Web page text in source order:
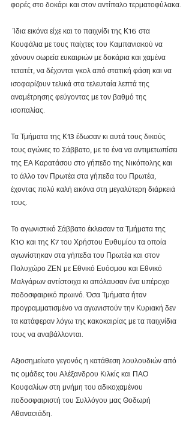
φορές στο δοκάρι και στον αντίπαλο τερματοφύλακα.
Κουφάλια με τους παίχτες του Καμπανιακού να
χάνουν σωρεία ευκαιριών με δοκάρια και χαμένα
τετατέτ, να δέχονται γκολ από στατική φάση και να
ισοφαρίζουν τελικά στα τελευταία λεπτά της
αναμέτρησης φεύγοντας με τον βαθμό της
ισοπαλίας.
Τα Τμήματα της Κ13 έδωσαν κι αυτά τους δικούς
τους αγώνες το Σάββατο, με το ένα να αντιμετωπίσει
της ΕΑ Καρατάσου στο γήπεδο της Νικόπολης και
το άλλο τον Πρωτέα στα γήπεδα του Πρωτέα,
έχοντας πολύ καλή εικόνα στη μεγαλύτερη διάρκειά
τους.
Το αγωνιστικό Σάββατο έκλεισαν τα Τμήματα της
Κ10 και της Κ7 του Χρήστου Ευθυμίου τα οποία
αγωνίστηκαν στα γήπεδα του Πρωτέα και στον
Πολυχώρο ΖΕΝ με Εθνικό Ευόσμου και Εθνικό
Μαλγάρων αντίστοιχα κι απόλαυσαν ένα υπέροχο
ποδοσφαιρικό πρωινό. Όσα Τμήματα ήταν
προγραμματισμένο να αγωνιστούν την Κυριακή δεν
τα κατάφεραν λόγω της κακοκαιρίας με τα παιχνίδια
τους να αναβάλλονται.
Αξιοσημείωτο γεγονός η κατάθεση λουλουδιών από
τις ομάδες του Αλέξανδρου Κιλκίς και ΠΑΟ
Κουφαλίων στη μνήμη του αδικοχαμένου
ποδοσφαιριστή του Συλλόγου μας Θοδωρή
Αθανασιάδη.